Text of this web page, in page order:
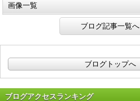
画像一覧
ブログ記事一覧へ
ブログトップへ
ブログアクセスランキング